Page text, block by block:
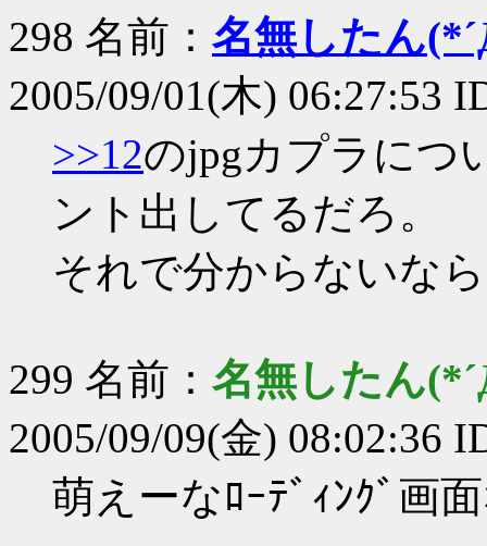
298 名前： 名無したん
2005/09/01(木) 06:27:53
>>12のjpgカプラにつ
ント出してるだろ。
それで分からないな
299 名前： 名無したん
2005/09/09(金) 08:02:36
萌えーなﾛｰﾃﾞｨﾝｸﾞ画